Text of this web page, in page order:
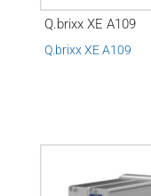
Q.brixx XE A109
Q.brixx XE A109